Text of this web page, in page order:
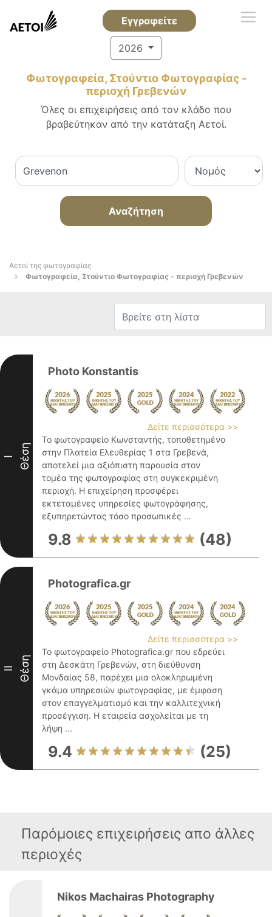
Εγγραφείτε
2026
Φωτογραφεία, Στούντιο Φωτογραφίας -
περιοχή Γρεβενών
Όλες οι επιχειρήσεις από τον κλάδο που
βραβεύτηκαν από την κατάταξη Αετοί.
Αναζήτηση
Αετοί της φωτογραφίας
Φωτογραφεία, Στούντιο Φωτογραφίας - περιοχή Γρεβενών
I Θέση
Photo Konstantis
Δείτε περισσότερα >>
Το φωτογραφείο Κωνσταντής, τοποθετημένο
στην Πλατεία Ελευθερίας 1 στα Γρεβενά,
αποτελεί μια αξιόπιστη παρουσία στον
τομέα της φωτογραφίας στη συγκεκριμένη
περιοχή. Η επιχείρηση προσφέρει
εκτεταμένες υπηρεσίες φωτογράφησης,
εξυπηρετώντας τόσο προσωπικές ...
9.8 (48)
II Θέση
Photografica.gr
Δείτε περισσότερα >>
Το φωτογραφείο Photografica.gr που εδρεύει
στη Δεσκάτη Γρεβενών, στη διεύθυνση
Μονδαίας 58, παρέχει μια ολοκληρωμένη
γκάμα υπηρεσιών φωτογραφίας, με έμφαση
στον επαγγελματισμό και την καλλιτεχνική
προσέγγιση. Η εταιρεία ασχολείται με τη
λήψη ...
9.4 (25)
Παρόμοιες επιχειρήσεις απο άλλες
περιοχές
Nikos Machairas Photography